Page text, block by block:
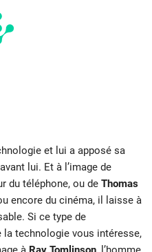
et lui a apposé sa
lui. Et à l’image de
du téléphone, ou de Thomas
encore du cinéma, il laisse à
Si ce type de
technologie vous intéresse,